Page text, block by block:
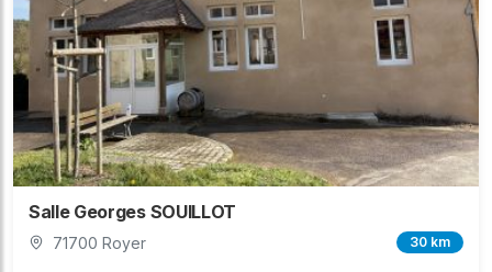
Salle Georges SOUILLOT
71700 Royer 30 km